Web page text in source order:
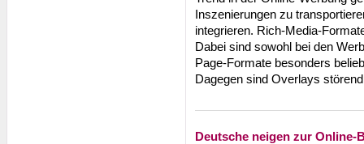
Inszenierungen zu
integrieren. Rich-Media-
Dabei sind sowohl bei den
Page-Formate besonders
Dagegen sind Overlays
Deutsche neigen zur